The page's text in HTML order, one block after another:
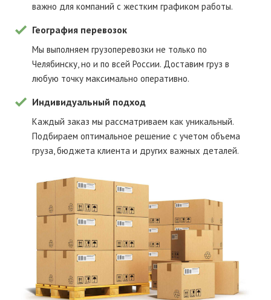
важно для компаний с жестким графиком работы.
География перевозок
Мы выполняем грузоперевозки не только по
Челябинску, но и по всей России. Доставим груз в
любую точку максимально оперативно.
Индивидуальный подход
Каждый заказ мы рассматриваем как уникальный.
Подбираем оптимальное решение с учетом объема
груза, бюджета клиента и других важных деталей.